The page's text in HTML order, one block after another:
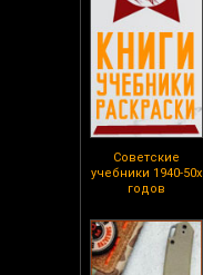
Советские
учебники 1940-50х
годов